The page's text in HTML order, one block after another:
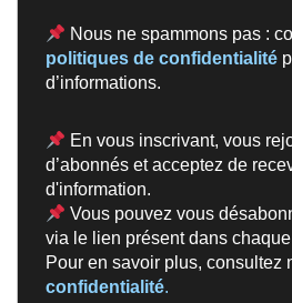
Nous ne spammons pas :
politiques de confidentialité
d’informations.
En vous inscrivant, vous
d’abonnés et acceptez de
d'information.
Vous pouvez vous
via le lien présent dans
Pour en savoir plus, consultez
confidentialité.